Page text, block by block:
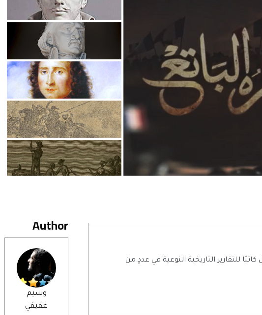
Author
وسيم
عفيفي
للتقارير التاريخية النوعية في عددٍ من